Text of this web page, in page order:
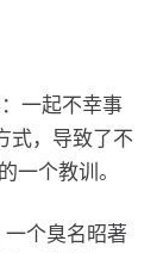
一起不幸事
式，导致了不
一个教训。
个臭名昭著